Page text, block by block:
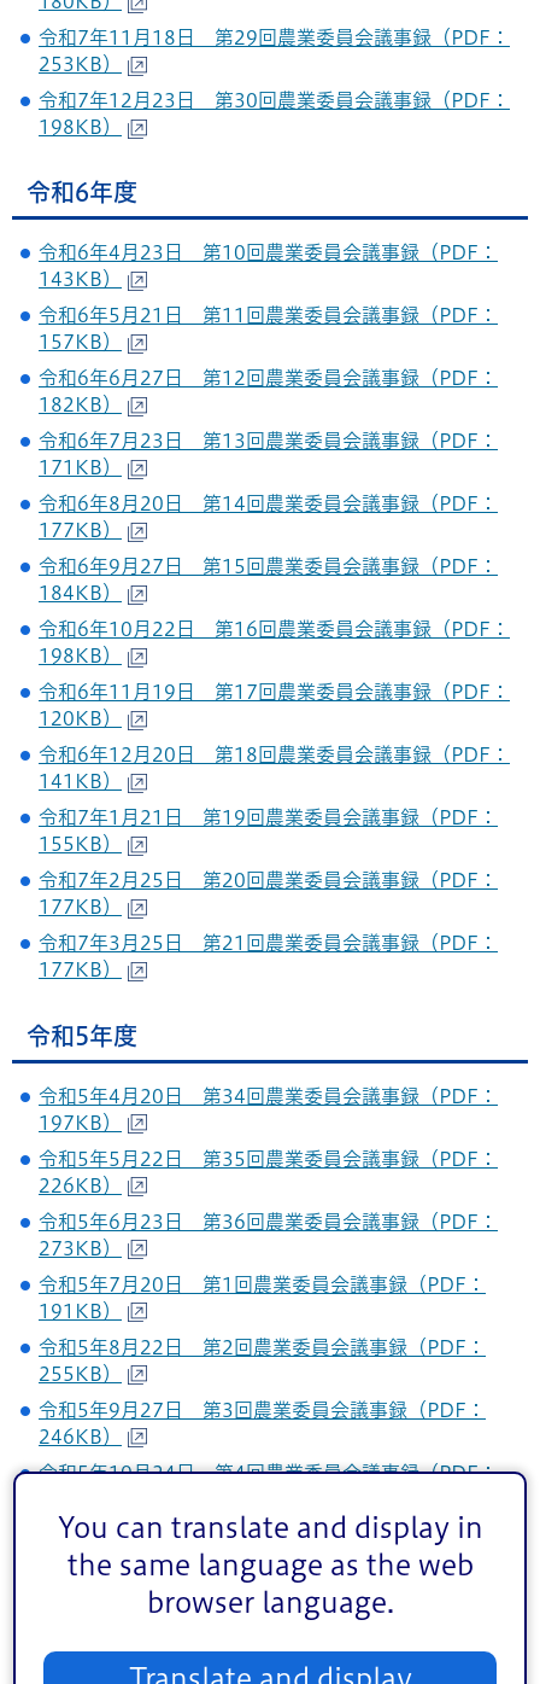
You can translate and display in
the same language as the web
browser language.
Translate and display
令和7年11月18日 第29回農業委員会議事録（PDF：
253KB）
令和7年12月23日 第30回農業委員会議事録（PDF：
198KB）
令和6年度
令和6年4月23日 第10回農業委員会議事録（PDF：
143KB）
令和6年5月21日 第11回農業委員会議事録（PDF：
157KB）
令和6年6月27日 第12回農業委員会議事録（PDF：
182KB）
令和6年7月23日 第13回農業委員会議事録（PDF：
171KB）
令和6年8月20日 第14回農業委員会議事録（PDF：
177KB）
令和6年9月27日 第15回農業委員会議事録（PDF：
184KB）
令和6年10月22日 第16回農業委員会議事録（PDF：
198KB）
令和6年11月19日 第17回農業委員会議事録（PDF：
120KB）
令和6年12月20日 第18回農業委員会議事録（PDF：
141KB）
令和7年1月21日 第19回農業委員会議事録（PDF：
155KB）
令和7年2月25日 第20回農業委員会議事録（PDF：
177KB）
令和7年3月25日 第21回農業委員会議事録（PDF：
177KB）
令和5年度
令和5年4月20日 第34回農業委員会議事録（PDF：
197KB）
令和5年5月22日 第35回農業委員会議事録（PDF：
226KB）
令和5年6月23日 第36回農業委員会議事録（PDF：
273KB）
令和5年7月20日 第1回農業委員会議事録（PDF：
191KB）
令和5年8月22日 第2回農業委員会議事録（PDF：
255KB）
令和5年9月27日 第3回農業委員会議事録（PDF：
246KB）
令和5年10月24日 第4回農業委員会議事録（PDF：
令和5年11月20日 第5回農業委員会議事録（PDF：
151KB）
令和5年12月21日 第6回農業委員会議事録（PDF：
令和6年1月25日 第7回農業委員会議事録（PDF：